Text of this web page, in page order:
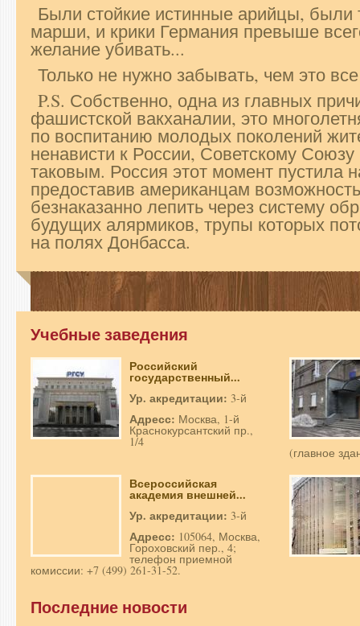
Были стойкие истинные арийцы, были
марши, и крики Германия превыше
желание убивать...
Только не нужно забывать, чем это
P.S. Собственно, одна из главных
фашистской вакханалии, это
по воспитанию молодых поколений
ненависти к России, Советскому Союзу
таковым. Россия этот момент пустила
предоставив американцам
безнаказанно лепить через систему
будущих алярмиков, трупы которых
на полях Донбасса.
Учебные заведения
Российский
государственный...
Ур. акредитации: 3-й
Адресс: Москва, 1-й
Краснокурсантский пр.,
1/4
(главное
Всероссийская
академия внешней...
Ур. акредитации: 3-й
Адресс: 105064, Москва,
Гороховский пер., 4;
телефон приемной
комиссии: +7 (499) 261-31-52.
Последние новости